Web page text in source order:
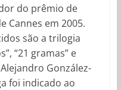
do prêmio de
Cannes em 2005.
são a trilogia
“21 gramas” e
González-
foi indicado ao